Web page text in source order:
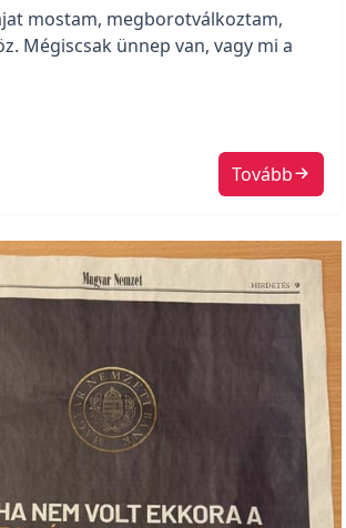
mostam, megborotválkoztam,
Mégiscsak ünnep van, vagy mi a
Tovább